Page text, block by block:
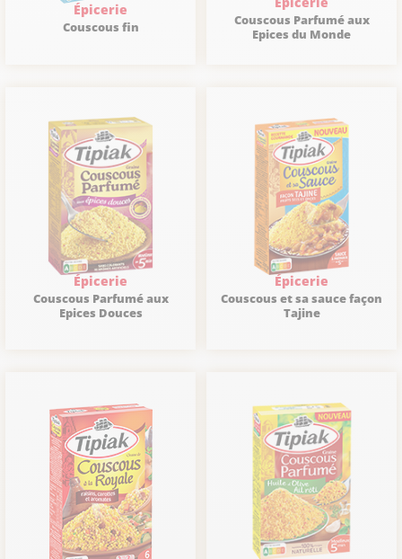
Épicerie
Couscous fin
Couscous Parfumé aux
Epices du Monde
Épicerie
Couscous Parfumé aux
Epices Douces
Épicerie
Couscous et sa sauce façon
Tajine